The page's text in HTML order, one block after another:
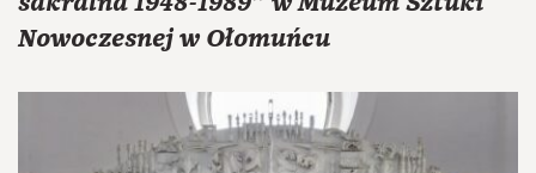
Nowoczesnej w Ołomuńcu